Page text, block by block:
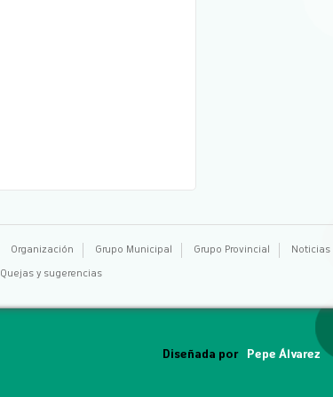
Organización Grupo Municipal Grupo Provincial Noticias
Quejas y sugerencias
Diseñada por
Pepe Álvarez